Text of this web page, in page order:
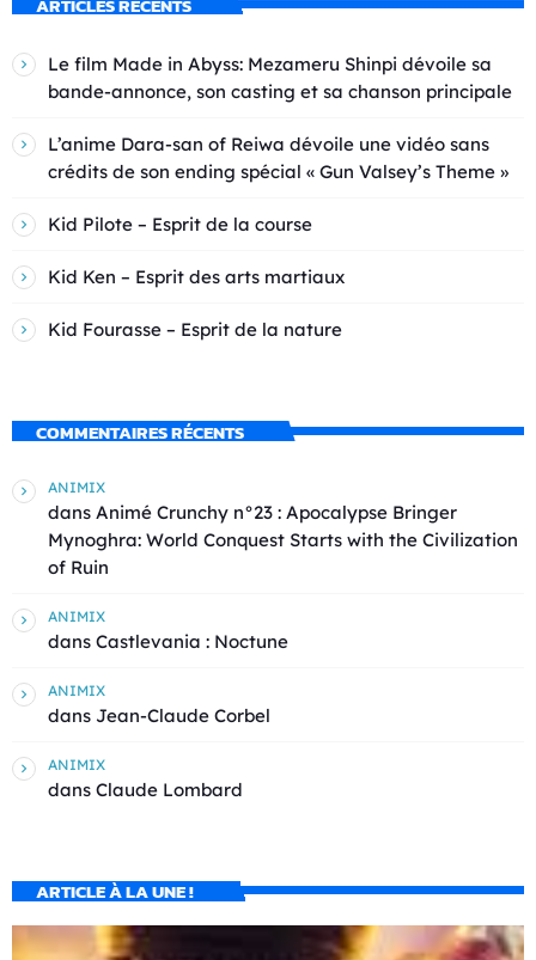
Le film Made in Abyss: Mezameru Shinpi dévoile sa
bande-annonce, son casting et sa chanson principale
L’anime Dara-san of Reiwa dévoile une vidéo sans
crédits de son ending spécial « Gun Valsey’s Theme »
Kid Pilote – Esprit de la course
Kid Ken – Esprit des arts martiaux
Kid Fourasse – Esprit de la nature
COMMENTAIRES RÉCENTS
ANIMIX
dans Animé Crunchy n°23 : Apocalypse Bringer
Mynoghra: World Conquest Starts with the Civilization
of Ruin
ANIMIX
dans Castlevania : Noctune
ANIMIX
dans Jean-Claude Corbel
ANIMIX
dans Claude Lombard
ARTICLE À LA UNE !